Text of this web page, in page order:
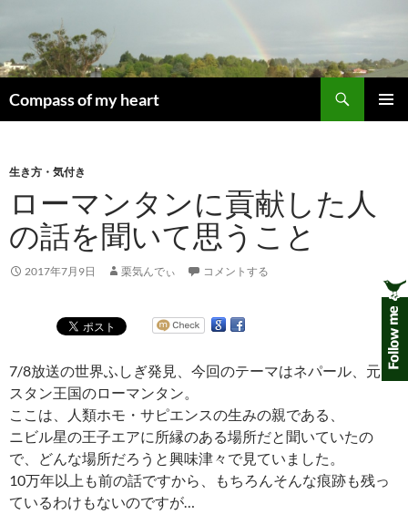
ン
ツ
へ
キ
Compass of my heart
索
生き方・気付き
ローマンタンに貢献した人
の話を聞いて思うこと
2017年7月9日 栗気んでぃ コメントする
7/8放送の世界ふしぎ発見、今回のテーマはネパール、元ム
スタン王国のローマンタン。
ここは、人類ホモ・サピエンスの生みの親である、
ニビル星の王子エアに所縁のある場所だと聞いていたの
で、どんな場所だろうと興味津々で見ていました。
10万年以上も前の話ですから、もちろんそんな痕跡も残っ
ているわけもないのですが…